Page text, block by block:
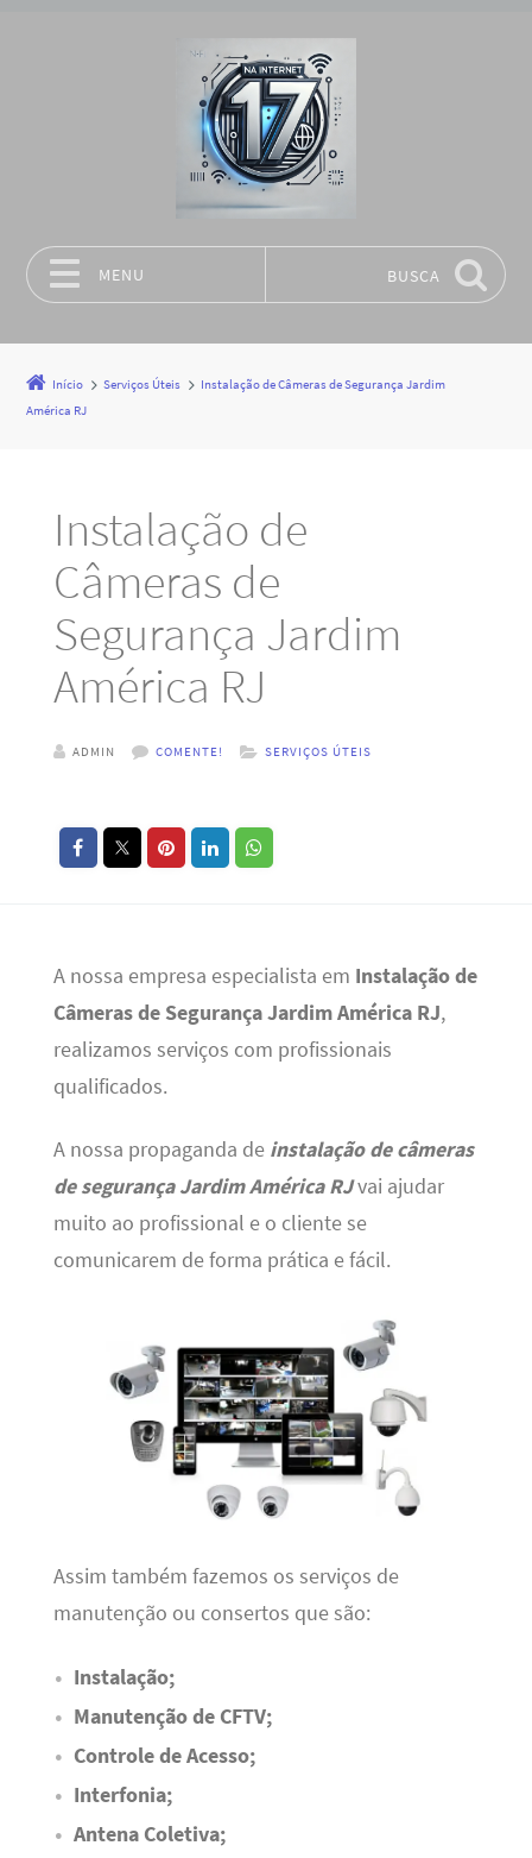
MENU BUSCA
Início Serviços Úteis
Instalação de Câmeras de Segurança Jardim
América RJ
Instalação de
Câmeras de
Segurança Jardim
América RJ
ADMIN COMENTE! SERVIÇOS ÚTEIS
A nossa empresa especialista em Instalação de
Câmeras de Segurança Jardim América RJ,
realizamos serviços com profissionais
qualificados.
A nossa propaganda de instalação de câmeras
de segurança Jardim América RJvai ajudar
muito ao profissional e o cliente se
comunicarem de forma prática e fácil.
Assim também fazemos os serviços de
manutenção ou consertos que são:
Instalação;
Manutenção de CFTV;
Controle de Acesso;
Interfonia;
Antena Coletiva;